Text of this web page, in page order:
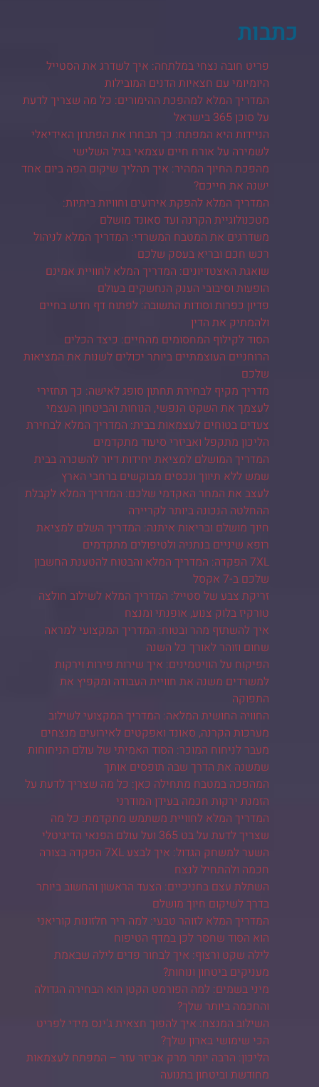
כתבות
פריט חובה נצחי במלתחה: איך לשדרג את הסטייל
היומיומי עם חצאיות הדנים המובילות
המדריך המלא למהפכת ההימורים: כל מה שצריך לדעת
על סוכן 365 בישראל
הניידות היא המפתח: כך תבחרו את הפתרון האידיאלי
לשמירה על אורח חיים עצמאי בגיל השלישי
מהפכת החיוך המהיר: איך תהליך שיקום הפה ביום אחד
ישנה את חייכם?
המדריך המלא להפקת אירועים וחוויות ביתיות:
מטכנולוגיית הקרנה ועד סאונד מושלם
משדרגים את המטבח המשרדי: המדריך המלא לניהול
רכש חכם ובריא בעסק שלכם
שואגת האצטדיונים: המדריך המלא לחוויית אמינם
הופעות וסיבובי הענק הנחשקים בעולם
פדיון כפרות וסודות התשובה: לפתוח דף חדש בחיים
ולהמתיק את הדין
הסוד לקילוף המחסומים מהחיים: כיצד הכלים
הרוחניים העוצמתיים ביותר יכולים לשנות את המציאות
שלכם
מדריך מקיף לבחירת תחתון סופג לאישה: כך תחזירי
לעצמך את השקט הנפשי, הנוחות והביטחון העצמי
צעדים בטוחים לעצמאות בבית: המדריך המלא לבחירת
הליכון מתקפל ואביזרי סיעוד מתקדמים
המדריך המושלם למציאת יחידות דיור להשכרה בבית
שמש ללא תיווך ונכסים מבוקשים ברחבי הארץ
לעצב את המחר האקדמי שלכם: המדריך המלא לקבלת
ההחלטה הנכונה ביותר לקריירה
חיוך מושלם ובריאות איתנה: המדריך השלם למציאת
רופא שיניים בנתניה ולטיפולים מתקדמים
7XL הפקדה: המדריך המלא והבטוח להטענת החשבון
שלכם ב-7 אקסל
זריקת צבע של סטייל: המדריך המלא לשילוב חולצה
טורקיז בלוק צנוע, אופנתי ומנצח
איך להשתזף מהר ובטוח: המדריך המקצועי למראה
שחום וזוהר לאורך כל השנה
הפיקוח על הוויטמינים: איך שירות פירות וירקות
למשרדים משנה את חוויית העבודה ומקפיץ את
התפוקה
החוויה החושית המלאה: המדריך המקצועי לשילוב
מערכות הקרנה, סאונד ואפקטים לאירועים מנצחים
מעבר לניחוח המוכר: הסוד האמיתי של עולם הניחוחות
שמשנה את הדרך שבה תופסים אותך
המהפכה במטבח מתחילה כאן: כל מה שצריך לדעת על
הזמנת ירקות חכמה בעידן המודרני
המדריך המלא לחוויית משתמש מתקדמת: כל מה
שצריך לדעת על בט 365 ועל עולם הפנאי הדיגיטלי
השער למשחק הגדול: איך לבצע 7XL הפקדה בצורה
חכמה ולהתחיל לנצח
השתלת עצם בחניכיים: הצעד הראשון והחשוב ביותר
בדרך לשיקום חיוך מושלם
המדריך המלא לזוהר טבעי: למה ריר חלזונות קוריאני
הוא הסוד שחסר לכן במדף הטיפוח
לילה שקט ורצוף: איך לבחור פדים לילה שבאמת
מעניקים ביטחון ונוחות?
מיני בשמים: למה הפורמט הקטן הוא הבחירה הגדולה
והחכמה ביותר שלך?
השילוב המנצח: איך להפוך חצאית ג'ינס מידי לפריט
הכי שימושי בארון שלך?
הליכון: הרבה יותר מרק אביזר עזר – המפתח לעצמאות
מחודשת וביטחון בתנועה